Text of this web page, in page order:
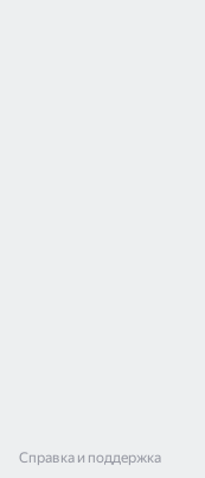
Справка и поддержка